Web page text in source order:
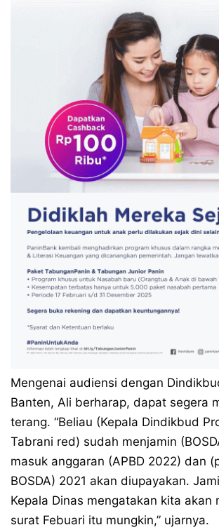
Mengenai audiensi dengan
Banten, Ali berharap, dapat segera
terang. “Beliau (Kepala Dindikbud
Tabrani red) sudah menjamin
masuk anggaran (APBD 2022) dan
BOSDA) 2021 akan diupayakan.
Kepala Dinas mengatakan kita akan
surat Febuari itu mungkin,” ujarnya.